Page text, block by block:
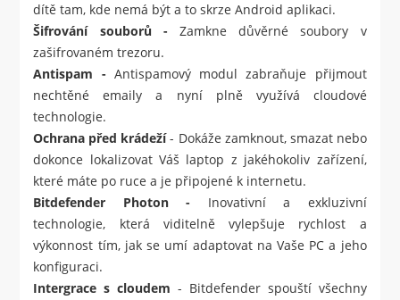
dítě tam, kde nemá být a to skrze Android aplikaci.
Šifrování souborů - Zamkne důvěrné soubory v
zašifrovaném trezoru.
Antispam - Antispamový modul zabraňuje přijmout
nechtěné emaily a nyní plně využívá cloudové
technologie.
Ochrana před krádeží- Dokáže zamknout, smazat nebo
dokonce lokalizovat Váš laptop z jakéhokoliv zařízení,
které máte po ruce a je připojené k internetu.
Bitdefender Photon - Inovativní a exkluzivní
technologie, která viditelně vylepšuje rychlost a
výkonnost tím, jak se umí adaptovat na Vaše PC a jeho
konfiguraci.
Intergrace s cloudem - Bitdefender spouští všechny